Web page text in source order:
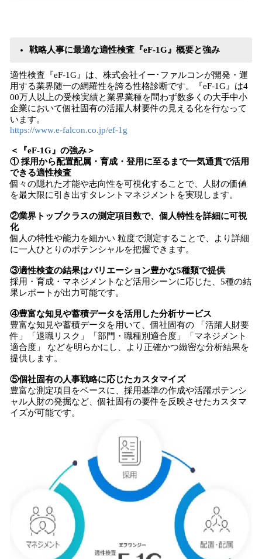
戦略人事に最適な適性検査『eF-1G』概要と強み
適性検査『eF-1G』は、株式会社イー･ファルコンが開発・運
用する業界随一の網羅性を誇る性格診断です。『eF-1G』は4
00万人以上の受検実績と業界業種を問わず数多くの大手中小
企業において個社固有の活躍人材要件の見える化を行なって
います。
https://www.e-falcon.co.jp/ef-1g
＜『eF-1G』の強み＞
① 採用から配置配属・育成・登用に至るまで一気通貫で活用
できる適性検査
個々の隠れた才能や志向性を可視化することで、人財の価値
を最大限に引き出すタレントマネジメントを実現します。
②業界トップクラスの測定項目数で、個人特性を詳細に可視
化
個人の特性や能力を細かい 粒度で測定することで、より詳細
に一人ひとりのポテンシャルを把握できます。
③適性検査の結果はバリエーション豊かな5種類で提供
採用・育成・マネジメントなど活用シーンに応じた、5種の結
果レポートが出力可能です。
④豊富な知見や蓄積データを活用した分析サービス
豊富な知見や蓄積データを用いて、個社固有の 「活躍人財要
件」「退職リスク」「部門・職種別適合度」「マネジメント
適合度」 などを明らかにし、より正確かつ緻密な分析結果を
提供します。
⑤個社固有の人事戦略に応じたカスタマイズ
豊富な測定項目をベースに、採用基準の作成や活躍ポテンシ
ャル人財の発掘など、個社固有の要件を反映させたカスタマ
イズが可能です。